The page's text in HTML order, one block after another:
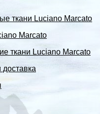
ткани Luciano Marcato
Marcato
ткани Luciano Marcato